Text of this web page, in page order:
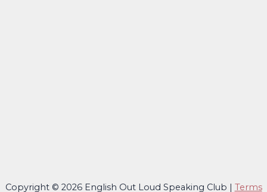
Copyright © 2026 English Out Loud Speaking Club | Terms